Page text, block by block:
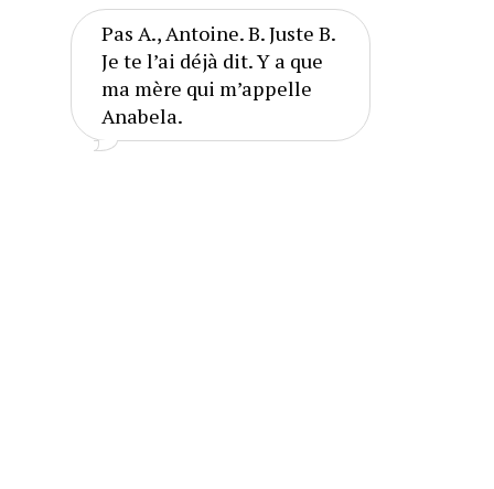
Pas A., Antoine. B. Juste B.
Je te l’ai déjà dit. Y a que
ma mère qui m’appelle
Anabela.